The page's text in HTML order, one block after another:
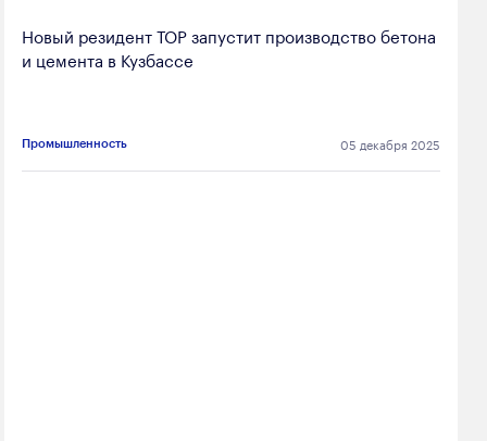
Новый резидент ТОР запустит производство бетона
и цемента в Кузбассе
Промышленность 05 декабря 2025